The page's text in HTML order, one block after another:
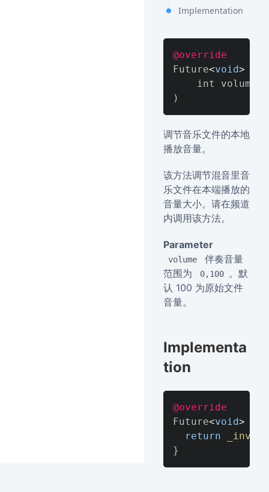
Implementation
@override
Future<void>
)
调节音乐文件的本地
播放音量。
该方法调节混音里音
乐文件在本端播放的
音量大小。请在频道
内调用该方法。
Parameter
volume
伴奏音量
范围为
0,100 。默
认 100 为原始文件
音量。
Implementa
tion
@override
Future<void>
return
}